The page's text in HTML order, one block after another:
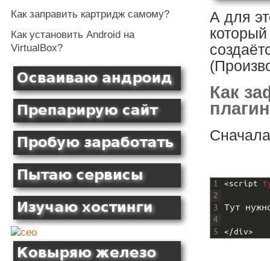
А для
Как
1
2
3
4
5
<script
Тут
< /div>
Как заправить картридж самому?
Как установить Android на
VirtualBox?